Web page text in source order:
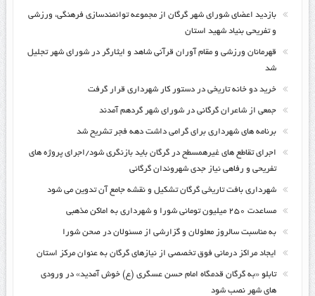
بازدید اعضای شورای شهر گرگان از مجموعه توانمندسازی فرهنگی، ورزشی
و تفریحی بنیاد شهید استان
قهرمانان ورزشی و مقام آوران قرآنی شاهد و ایثارگر در شورای شهر تجلیل
شد
خرید دو خانه تاریخی در دستور کار شهرداری قرار گرفت
جمعی از شاعران گرگانی در شورای شهر گردهم آمدند
برنامه های شهرداری برای گرامی داشت دهه فجر تشریح شد
اجرای تقاطع های غیرهمسطح در گرگان باید بازنگری شود/اجرای پروژه های
تفریحی و رفاهی نیاز جدی شهروندان گرگانی
شهرداری بافت تاریخی گرگان تشکیل و نقشه جامع آن تدوین می شود
مساعدت ۲۵۰ میلیون تومانی شورا و شهرداری به اماکن مذهبی
به مناسبت سالروز معلولان و گزارشی از مسئولان در صحن شورا
ایجاد مراکز درمانی فوق تخصصی از نیازهای گرگان به عنوان مرکز استان
تابلو «به گرگان قدمگاه امام حسن عسگری (ع) خوش آمدید» در ورودی
های شهر نصب شود